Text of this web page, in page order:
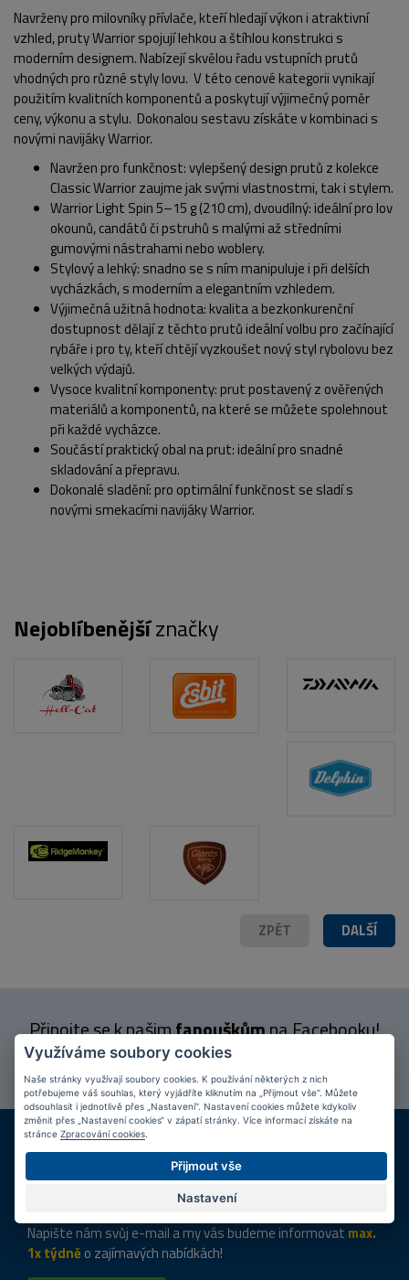
POPIS PRODUKTU FOTO (9)
Navrženy pro milovníky přívlače, kteří hledají výkon i atraktivní
vzhled, pruty Warrior spojují lehkou a štíhlou konstrukci s
moderním designem. Nabízejí skvělou řadu vstupních prutů
vhodných pro různé styly lovu. V této cenové kategorii vynikají
použitím kvalitních komponentů a poskytují výjimečný poměr
ceny, výkonu a stylu. Dokonalou sestavu získáte v kombinaci s
novými navijáky Warrior.
Navržen pro funkčnost: vylepšený design prutů z kolekce
Classic Warrior zaujme jak svými vlastnostmi, tak i stylem.
Warrior Light Spin 5–15 g (210 cm), dvoudílný: ideální pro lov
okounů, candátů či pstruhů s malými až středními
gumovými nástrahami nebo woblery.
Stylový a lehký: snadno se s ním manipuluje i při delších
vycházkách, s moderním a elegantním vzhledem.
Výjimečná užitná hodnota: kvalita a bezkonkurenční
dostupnost dělají z těchto prutů ideální volbu pro začínající
rybáře i pro ty, kteří chtějí vyzkoušet nový styl rybolovu bez
velkých výdajů.
Vysoce kvalitní komponenty: prut postavený z ověřených
materiálů a komponentů, na které se můžete spolehnout
při každé vycházce.
Součástí praktický obal na prut: ideální pro snadné
skladování a přepravu.
Dokonalé sladění: pro optimální funkčnost se sladí s
novými smekacími navijáky Warrior.
Nejoblíbenějšíznačky
DALŠÍ
ZPĚT
Připojte se k našimfanouškůmna Facebooku!
PŘIPOJIT SE
DOPRAVA ZDARMA
Při nákupu nad 2 000 Kč
KAMENNÉ PRODEJNY
Jsme na trhu více než 10 let
Napište nám svůj e-mail a my vás budeme informovat max.
1x týdně o zajímavých nabídkách!
Využíváme soubory cookies
Naše stránky využívají soubory cookies. K používání některých z nich
potřebujeme váš souhlas, který vyjádříte kliknutím na „Přijmout vše“. Můžete
odsouhlasit i jednotlivě přes „Nastavení“. Nastavení cookies můžete kdykoliv
změnit přes „Nastavení cookies“ v zápatí stránky. Více informací získáte na
stránce Zpracování cookies
Přijmout vše
Nastavení